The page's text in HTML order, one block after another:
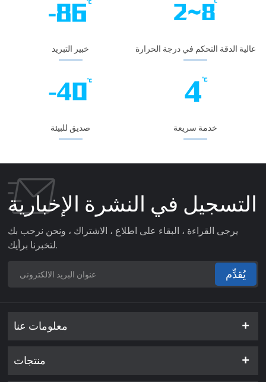
خبير التبريد عالية الدقة التحكم في درجة الحرارة
صديق للبيئة خدمة سريعة
التسجيل في النشرة الإخبارية
يرجى القراءة ، البقاء على اطلاع ، الاشتراك ، ونحن نرحب بك
لتخبرنا برأيك.
يُقدِّم
معلومات عنا
منتجات